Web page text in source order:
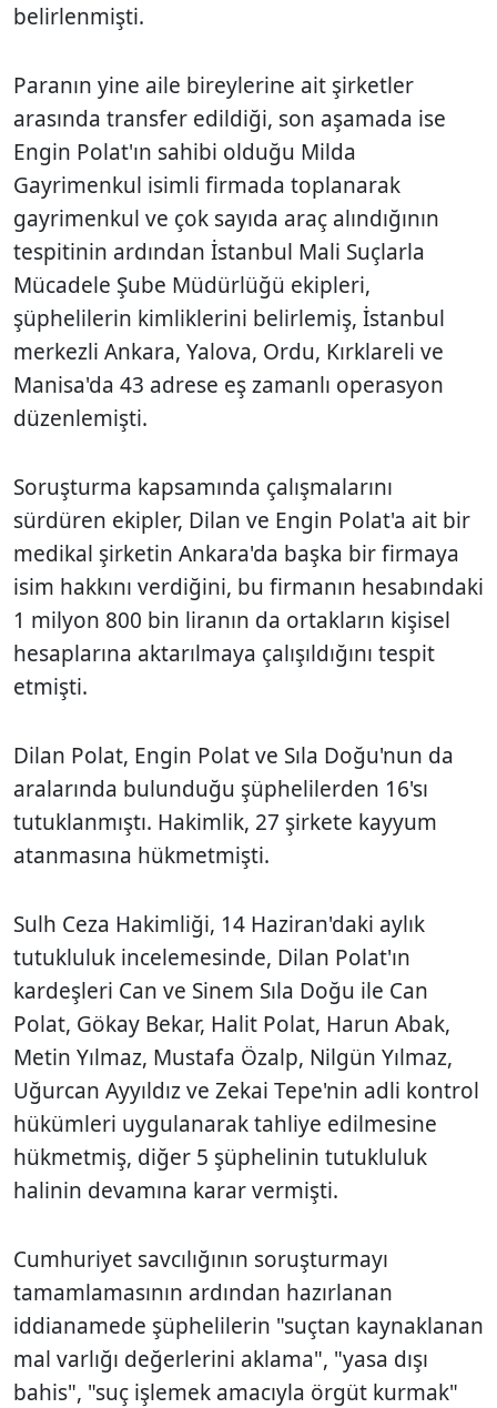
belirlenmişti.
Paranın yine aile bireylerine ait şirketler
arasında transfer edildiği, son aşamada ise
Engin Polat'ın sahibi olduğu Milda
Gayrimenkul isimli firmada toplanarak
gayrimenkul ve çok sayıda araç alındığının
tespitinin ardından İstanbul Mali Suçlarla
Mücadele Şube Müdürlüğü ekipleri,
şüphelilerin kimliklerini belirlemiş, İstanbul
merkezli Ankara, Yalova, Ordu, Kırklareli ve
Manisa'da 43 adrese eş zamanlı operasyon
düzenlemişti.
Soruşturma kapsamında çalışmalarını
sürdüren ekipler, Dilan ve Engin Polat'a ait bir
medikal şirketin Ankara'da başka bir firmaya
isim hakkını verdiğini, bu firmanın hesabındaki
1 milyon 800 bin liranın da ortakların kişisel
hesaplarına aktarılmaya çalışıldığını tespit
etmişti.
Dilan Polat, Engin Polat ve Sıla Doğu'nun da
aralarında bulunduğu şüphelilerden 16'sı
tutuklanmıştı. Hakimlik, 27 şirkete kayyum
atanmasına hükmetmişti.
Sulh Ceza Hakimliği, 14 Haziran'daki aylık
tutukluluk incelemesinde, Dilan Polat'ın
kardeşleri Can ve Sinem Sıla Doğu ile Can
Polat, Gökay Bekar, Halit Polat, Harun Abak,
Metin Yılmaz, Mustafa Özalp, Nilgün Yılmaz,
Uğurcan Ayyıldız ve Zekai Tepe'nin adli kontrol
hükümleri uygulanarak tahliye edilmesine
hükmetmiş, diğer 5 şüphelinin tutukluluk
halinin devamına karar vermişti.
Cumhuriyet savcılığının soruşturmayı
tamamlamasının ardından hazırlanan
iddianamede şüphelilerin "suçtan kaynaklanan
mal varlığı değerlerini aklama", "yasa dışı
bahis", "suç işlemek amacıyla örgüt kurmak"